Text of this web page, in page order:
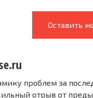
Оставить
проблем за
отрыв от